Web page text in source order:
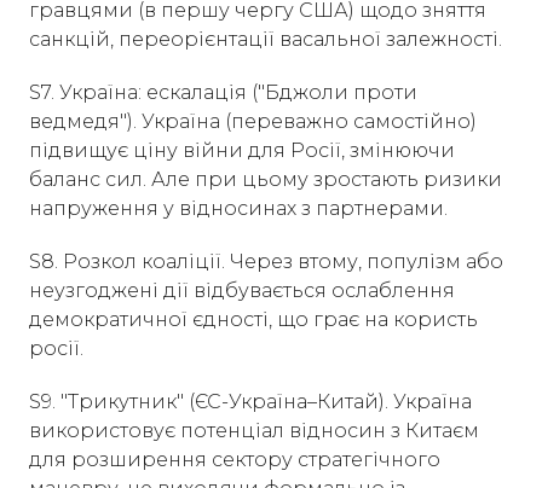
гравцями (в першу чергу США) щодо зняття
санкцій, переорієнтації васальної залежності.
S7. Україна: ескалація ("Бджоли проти
ведмедя"). Україна (переважно самостійно)
підвищує ціну війни для Росії, змінюючи
баланс сил. Але при цьому зростають ризики
напруження у відносинах з партнерами.
S8. Розкол коаліції. Через втому, популізм або
неузгоджені дії відбувається ослаблення
демократичної єдності, що грає на користь
росії.
S9. "Трикутник" (ЄС-Україна–Китай). Україна
використовує потенціал відносин з Китаєм
для розширення сектору стратегічного